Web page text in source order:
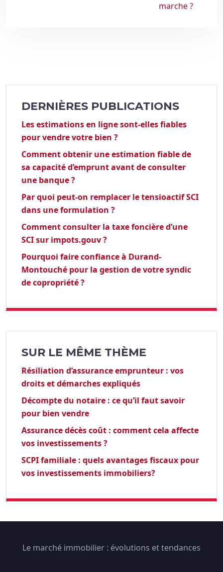
marche ?
DERNIÈRES PUBLICATIONS
Les estimations en ligne sont-elles fiables
pour vendre votre bien ?
Comment obtenir une estimation fiable de
sa capacité d’emprunt avant de consulter
une banque ?
Par quoi peut-on remplacer le tensioactif SCI
dans une formulation ?
Comment consulter la taxe foncière d’une
SCI sur impots.gouv ?
Pourquoi faire confiance à Durand-
Montouché pour la gestion de votre syndic
de copropriété ?
SUR LE MÊME THÈME
Résiliation d’assurance emprunteur : vos
droits et démarches expliqués
Décompte du notaire : ce qu’il faut savoir
pour bien vendre
Assurance décès coût : comment cela affecte
vos investissements ?
SCPI familiale : quels avantages fiscaux pour
vos investissements immobiliers?
Le marché immobilier : évolutions et tendances